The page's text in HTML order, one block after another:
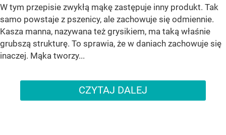
W tym przepisie zwykłą mąkę zastępuje inny produkt. Tak
samo powstaje z pszenicy, ale zachowuje się odmiennie.
Kasza manna, nazywana też grysikiem, ma taką właśnie
grubszą strukturę. To sprawia, że w daniach zachowuje się
inaczej. Mąka tworzy...
CZYTAJ DALEJ